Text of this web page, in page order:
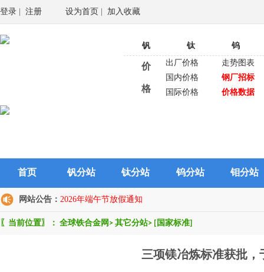
登录 注册 设为首页 加入收藏
钒 钛 钨
价
格
出厂价格
走势图表
国内价格
钢厂招标
国际价格
价格数据
首页 钒分站 钛分站 钨分站 钼分站
网站公告： 2026年端午节放假通知
〖当前位置〗： 全球铁合金网 > 其它分站> [国家标准]
三项镁冶炼标准获批，